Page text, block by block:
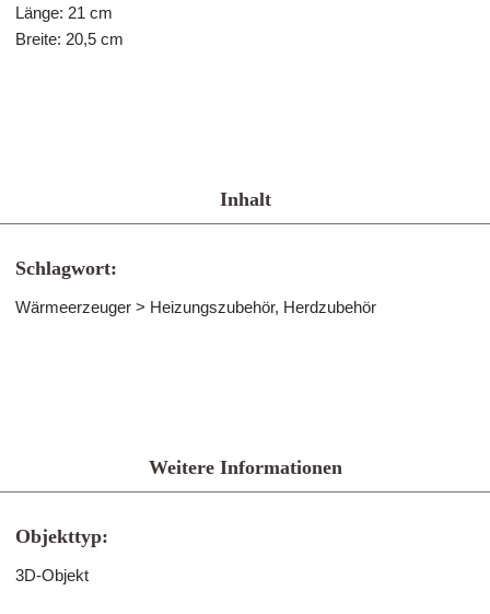
Länge: 21 cm
Breite: 20,5 cm
Inhalt
Schlagwort:
Wärmeerzeuger > Heizungszubehör, Herdzubehör
Weitere Informationen
Objekttyp:
3D-Objekt